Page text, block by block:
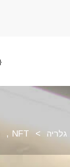
גלריה >
NFT
,